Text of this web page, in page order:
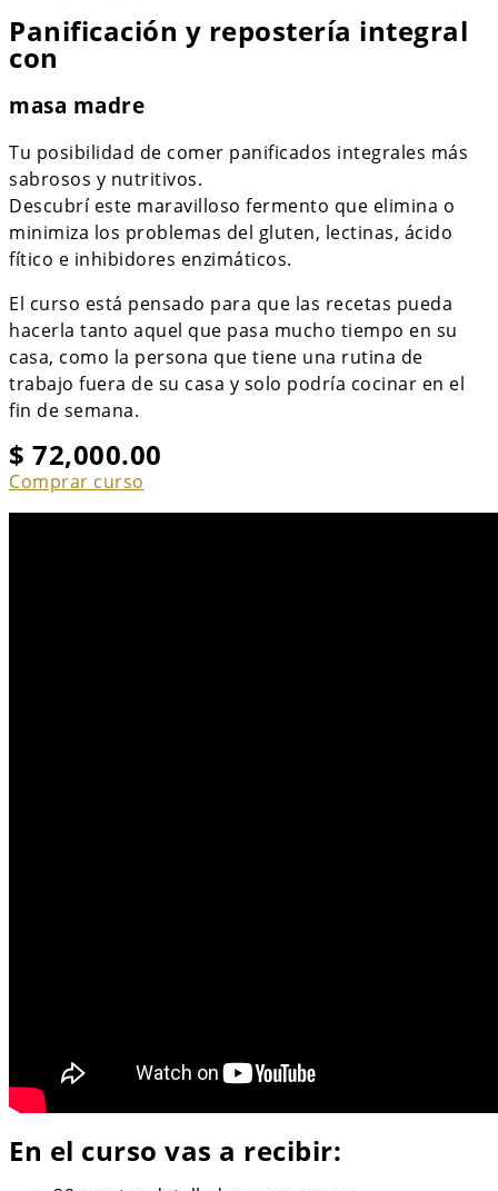
Panificación y repostería integral
con
masa madre
Tu posibilidad de comer panificados integrales más
sabrosos y nutritivos.
Descubrí este maravilloso fermento que elimina o
minimiza los problemas del gluten, lectinas, ácido
fítico e inhibidores enzimáticos.
El curso está pensado para que las recetas pueda
hacerla tanto aquel que pasa mucho tiempo en su
casa, como la persona que tiene una rutina de
trabajo fuera de su casa y solo podría cocinar en el
fin de semana.
$ 72,000.00
Comprar curso
En el curso vas a recibir: